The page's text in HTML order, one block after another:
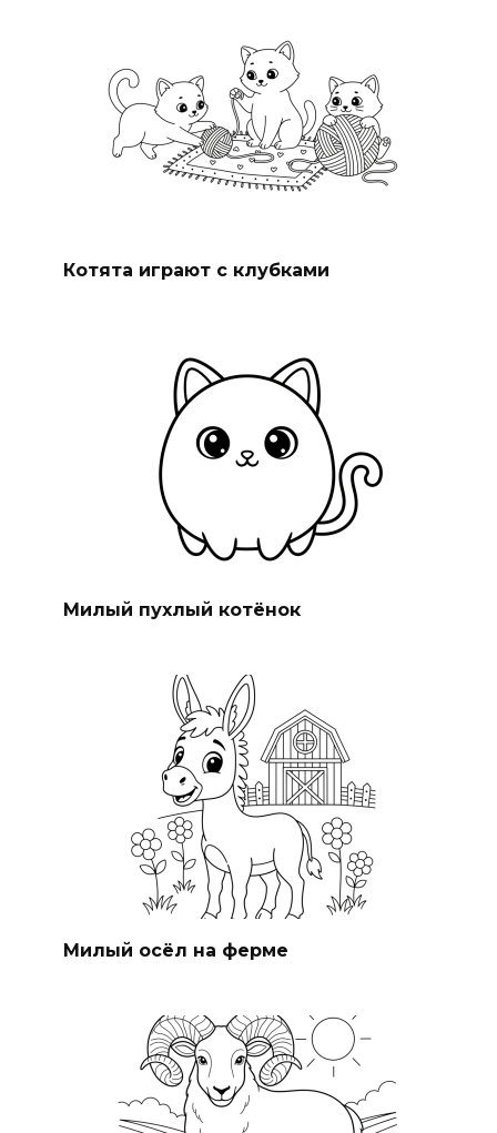
Котята играют с клубками
Милый пухлый котёнок
Милый осёл на ферме